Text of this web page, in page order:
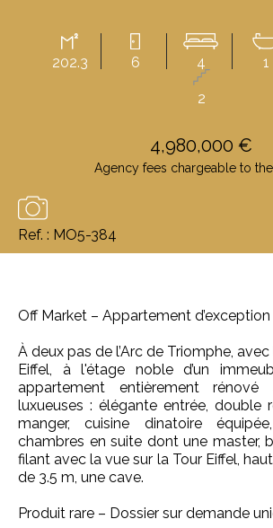
202.3 6 4 1
2
4,980,000 €
Agency fees chargeable to
Ref. : MO5-384
Off Market – Appartement d’exception
À deux pas de l’Arc de Triomphe,
Eiffel, à l'étage noble d’un
appartement entièrement rénové
luxueuses : élégante entrée, double
manger, cuisine dinatoire
chambres en suite dont une master,
filant avec la vue sur la Tour Eiffel,
de 3.5 m, une cave.
Produit rare – Dossier sur demande